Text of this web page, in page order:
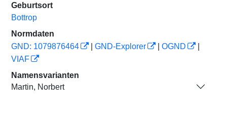
Geburtsort
Bottrop
Normdaten
GND: 1079876464
GND-Explorer OGND
VIAF
Namensvarianten
Martin, Norbert